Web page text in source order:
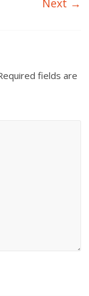
Next →
fields are